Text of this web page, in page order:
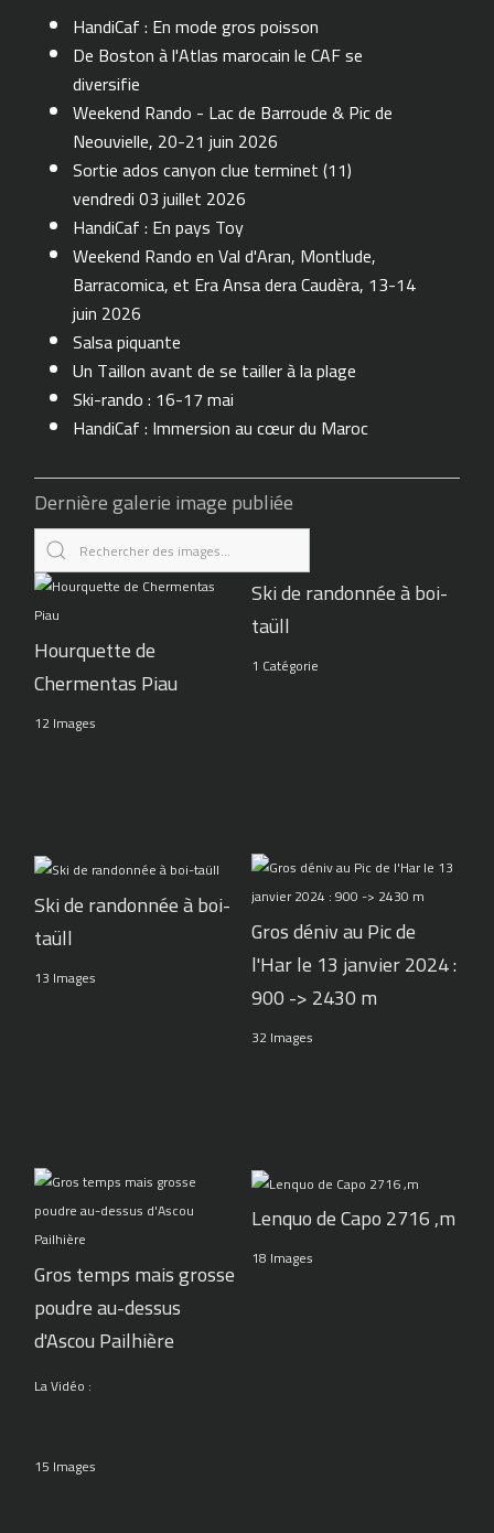
HandiCaf : En mode gros poisson
De Boston à l'Atlas marocain le CAF se
diversifie
Weekend Rando - Lac de Barroude & Pic de
Neouvielle, 20-21 juin 2026
Sortie ados canyon clue terminet (11)
vendredi 03 juillet 2026
HandiCaf : En pays Toy
Weekend Rando en Val d'Aran, Montlude,
Barracomica, et Era Ansa dera Caudèra, 13-14
juin 2026
Salsa piquante
Un Taillon avant de se tailler à la plage
Ski-rando : 16-17 mai
HandiCaf : Immersion au cœur du Maroc
Dernière galerie image publiée
Hourquette de
Chermentas Piau
12 Images
Ski de randonnée à boi-
taüll
1 Catégorie
Ski de randonnée à boi-
taüll
13 Images
Gros déniv au Pic de
l'Har le 13 janvier 2024 :
900 -> 2430 m
32 Images
Gros temps mais grosse
poudre au-dessus
d'Ascou Pailhière
La Vidéo :
15 Images
Lenquo de Capo 2716 ,m
18 Images